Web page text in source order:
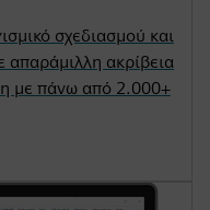
σχεδιασμού και
απαράμιλλη ακρίβεια
με πάνω από 2.000+